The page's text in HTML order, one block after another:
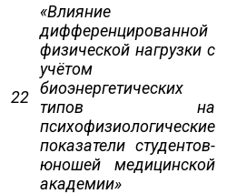
22
«Влияние
дифференцированной
физической нагрузки с
учётом
биоэнергетических
типов на
психофизиологические
показатели студентов-
юношей медицинской
академии»